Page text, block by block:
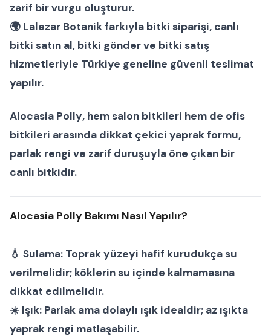
zarif bir vurgu oluşturur.
🌍 Lalezar Botanik farkıyla bitki siparişi, canlı
bitki satın al, bitki gönderve bitki satış
hizmetleriyle Türkiye geneline güvenli teslimat
yapılır.
Alocasia Polly, hemsalon bitkileri hem de ofis
bitkileri arasında dikkat çekici yaprak formu,
parlak rengi ve zarif duruşuyla öne çıkan bir
canlı bitkidir.
Alocasia Polly Bakımı Nasıl Yapılır?
💧 Sulama: Toprak yüzeyi hafif kurudukça su
verilmelidir; köklerin su içinde kalmamasına
dikkat edilmelidir.
☀️ Işık: Parlak ama dolaylı ışık idealdir; az ışıkta
yaprak rengi matlaşabilir.